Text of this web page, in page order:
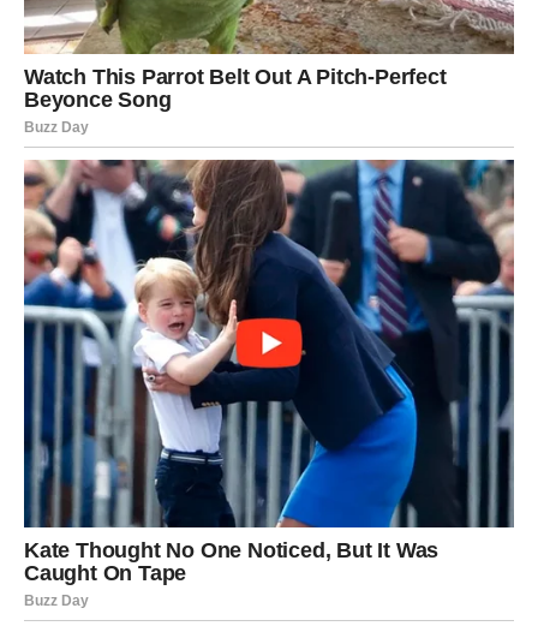
unutrašnji glas jer će vas upravo on odvesti prema
uspjehu.